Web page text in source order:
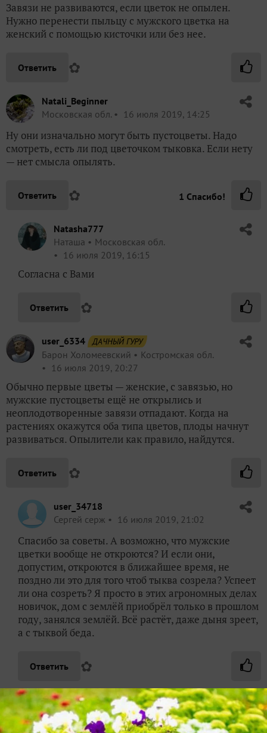
Завязи не развиваются, если цветок не опылен.
Нужно перенести пыльцу с мужского цветка на
женский с помощью кисточки или без нее.
Ответить ✿
Natali_Beginner
Московская обл.
16 июля 2019, 14:25
Ну они изначально могут быть пустоцветы. Надо
смотреть, есть ли под цветочком тыковка. Если нету
— нет смысла опылять.
Ответить ✿ 1 Спасибо!
Natasha777
Наташа
Московская обл.
16 июля 2019, 16:15
Согласна с Вами
Ответить ✿
user_6334 ДАЧНЫЙ ГУРУ
Барон Холомеевский
Костромская обл.
16 июля 2019, 20:27
Обычно первые цветы — женские, с завязью, но
мужские пустоцветы ещё не открылись и
неоплодотворенные завязи отпадают. Когда на
растениях окажутся оба типа цветов, плоды начнут
развиваться. Опылители как правило, найдутся.
Ответить ✿
user_34718
Сергей серж
16 июля 2019, 21:02
Спасибо за советы. А возможно, что мужские
цветки вообще не откроются? И если они,
допустим, откроются в ближайшее время, не
поздно ли это для того чтоб тыква созрела? Успеет
ли она созреть? Я просто в этих агрономных делах
новичок, дом с землёй приобрёл только в прошлом
году, занялся землёй. Всё растёт, даже дыня зреет,
а с тыквой беда.
Ответить ✿
user_6334 ДАЧНЫЙ ГУРУ
Барон Холомеевский
Костромская обл.